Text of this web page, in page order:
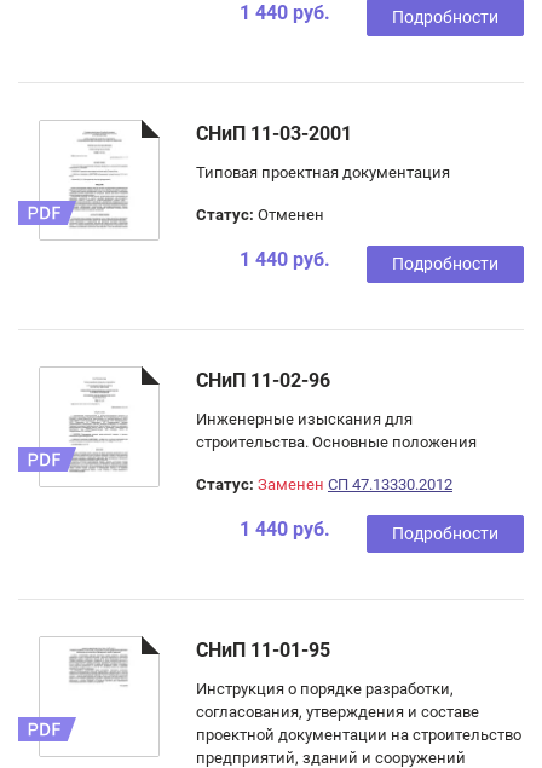
1 440 руб. Подробности
СНиП 11-03-2001
Типовая проектная документация
Статус: Отменен
1 440 руб. Подробности
СНиП 11-02-96
Инженерные изыскания для
строительства. Основные положения
Статус: Заменен СП 47.13330.2012
1 440 руб. Подробности
СНиП 11-01-95
Инструкция о порядке разработки,
согласования, утверждения и составе
проектной документации на строительство
предприятий, зданий и сооружений